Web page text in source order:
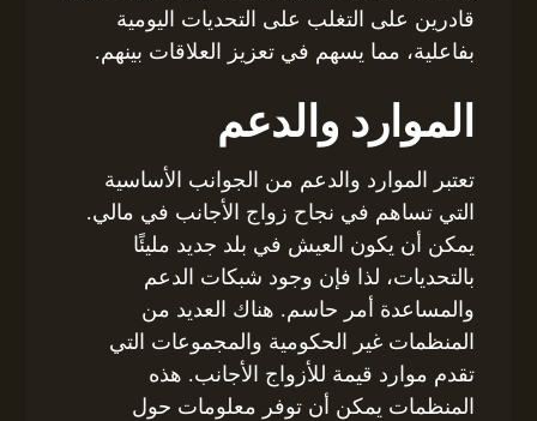
قادرين على التغلب على التحديات اليومية
بفاعلية، مما يسهم في تعزيز العلاقات بينهم.
الموارد والدعم
تعتبر الموارد والدعم من الجوانب الأساسية
التي تساهم في نجاح زواج الأجانب في مالي.
يمكن أن يكون العيش في بلد جديد مليئًا
بالتحديات، لذا فإن وجود شبكات الدعم
والمساعدة أمر حاسم. هناك العديد من
المنظمات غير الحكومية والمجموعات التي
تقدم موارد قيمة للأزواج الأجانب. هذه
المنظمات يمكن أن توفر معلومات حول